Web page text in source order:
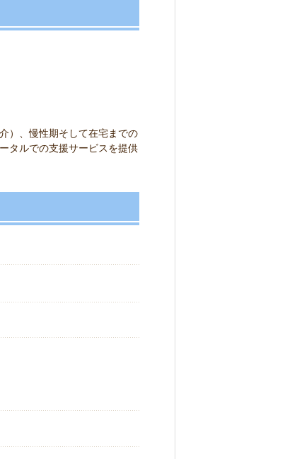
）、慢性期そして在宅までの
タルでの支援サービスを提供